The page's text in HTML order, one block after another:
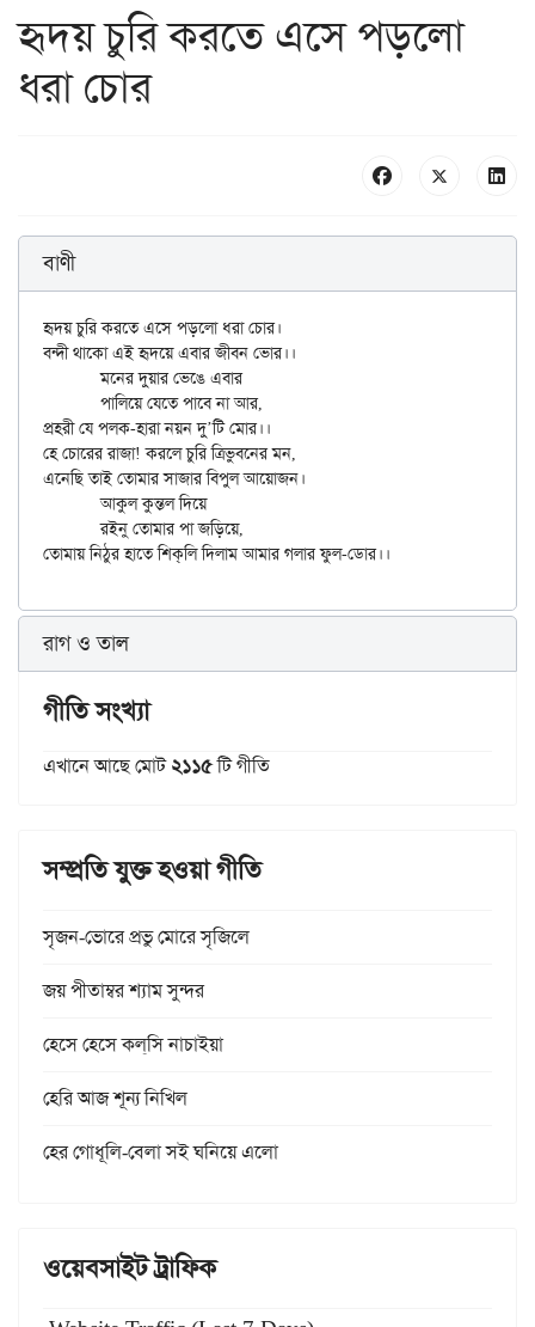
হৃদয় চুরি করতে এসে পড়লো
ধরা চোর
বাণী
হৃদয় চুরি করতে এসে পড়লো ধরা চোর।
বন্দী থাকো এই হৃদয়ে এবার জীবন ভোর।।
	মনের দুয়ার ভেঙে এবার
প্রহরী যে পলক-হারা নয়ন দু’টি মোর।।
হে চোরের রাজা! করলে চুরি ত্রিভুবনের মন,
এনেছি তাই তোমার সাজার বিপুল আয়োজন।
	আকুল কুন্তল দিয়ে
	রইনু তোমার পা জড়িয়ে,
রাগ ও তাল
গীতি সংখ্যা
এখানে আছে মোট২১১৫টি গীতি
সম্প্রতি যুক্ত হওয়া গীতি
সৃজন-ভোরে প্রভু মোরে সৃজিলে
জয় পীতাম্বর শ্যাম সুন্দর
হেসে হেসে কল্‌সি নাচাইয়া
হেরি আজ শূন্য নিখিল
হের গোধূলি-বেলা সই ঘনিয়ে এলো
ওয়েবসাইট ট্রাফিক